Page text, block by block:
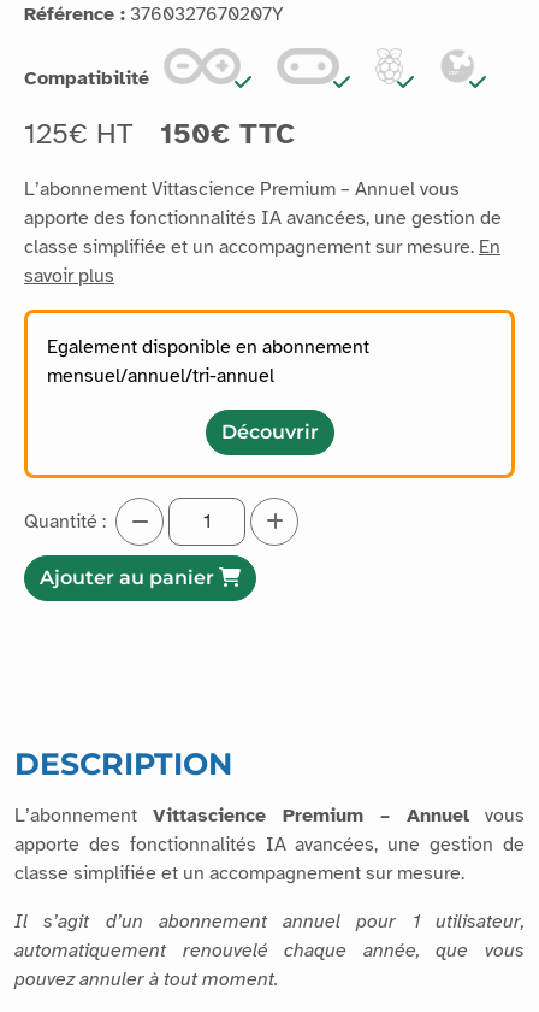
Référence : 3760327670207Y
Compatibilité
125€ HT 150€ TTC
L’abonnement Vittascience Premium – Annuel vous
apporte des fonctionnalités IA avancées, une gestion de
classe simplifiée et un accompagnement sur mesure. En
savoir plus
Egalement disponible en abonnement
mensuel/annuel/tri-annuel
Découvrir
Quantité :
Ajouter au panier
DESCRIPTION
L’abonnement Vittascience Premium – Annuel vous
apporte des fonctionnalités IA avancées, une gestion de
classe simplifiée et un accompagnement sur mesure.
Il s’agit d’un abonnement annuel pour 1 utilisateur,
automatiquement renouvelé chaque année, que vous
pouvez annuler à tout moment.